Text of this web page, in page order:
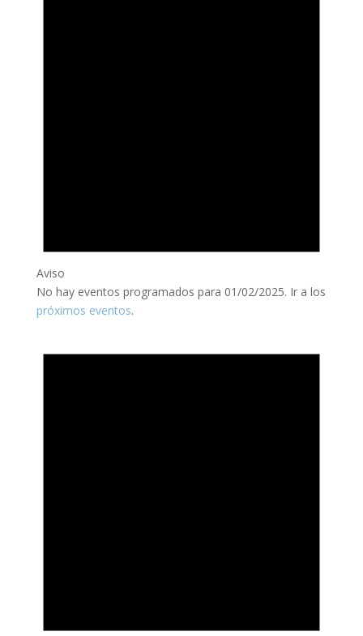
Aviso
No hay eventos programados para 01/02/2025. Ir a los
próximos eventos.